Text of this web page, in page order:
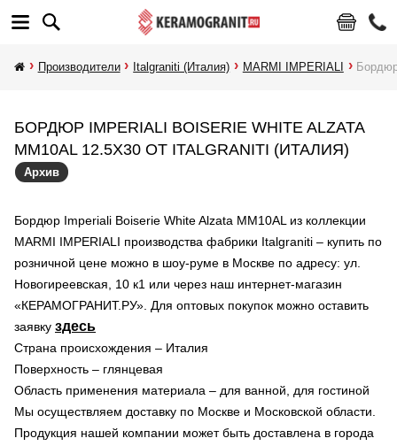
Производители Italgraniti (Италия) MARMI IMPERIALI
БОРДЮР IMPERIALI BOISERIE WHITE ALZATA
MM10AL 12.5X30 ОТ ITALGRANITI (ИТАЛИЯ)
Архив
Бордюр Imperiali Boiserie White Alzata MM10AL из коллекции
MARMI IMPERIALI производства фабрики Italgraniti – купить по
розничной цене можно в шоу-руме в Москве по адресу: ул.
Новогиреевская, 10 к1 или через наш интернет-магазин
«КЕРАМОГРАНИТ.РУ». Для оптовых покупок можно оставить
заявку здесь
Страна происхождения – Италия
Поверхность – глянцевая
Область применения материала – для ванной, для гостиной
Мы осуществляем доставку по Москве и Московской области.
Продукция нашей компании может быть доставлена в города